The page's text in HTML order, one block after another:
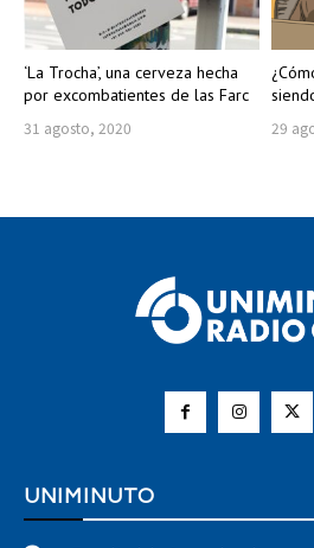
‘La Trocha’, una cerveza hecha
por excombatientes de las Farc
31 agosto, 2020 29
UNIMINUTO